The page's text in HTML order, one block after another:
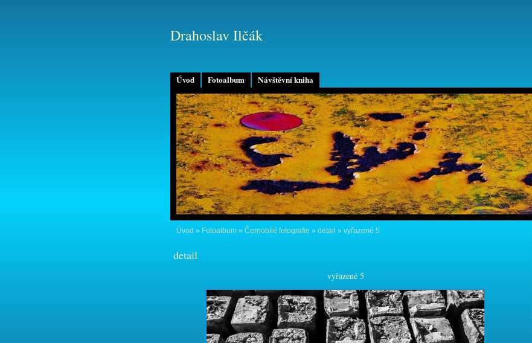
Úvod Fotoalbum Návštěvní kniha
Drahoslav Ilčák
Úvod » Fotoalbum » Černobílé fotografie » detail » vyřazené 5
detail
vyřazené 5